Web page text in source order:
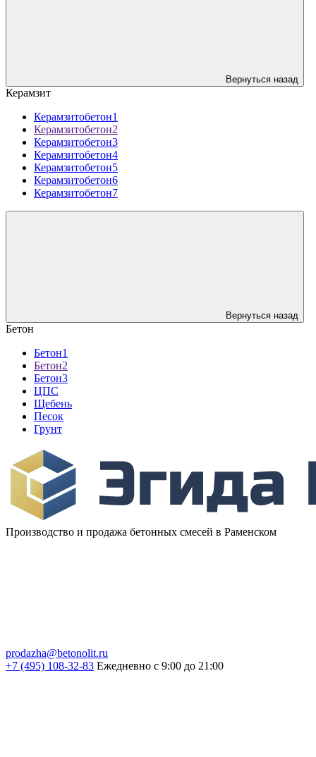
Вернуться назад
Керамзит
Керамзитобетон1
Керамзитобетон2
Керамзитобетон3
Керамзитобетон4
Керамзитобетон5
Керамзитобетон6
Керамзитобетон7
Вернуться назад
Бетон
Бетон1
Бетон2
Бетон3
ЦПС
Щебень
Песок
Грунт
Производство и продажа бетонных смесей в Раменском
prodazha@betonolit.ru
+7 (495) 108-32-83 Ежедневно с 9:00 до 21:00